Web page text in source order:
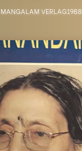
MANGALAM VERLAG1988